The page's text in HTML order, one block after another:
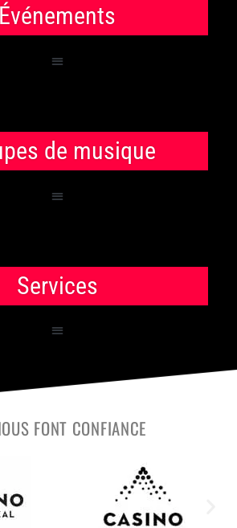
Événements
de musique
Services
FONT CONFIANCE